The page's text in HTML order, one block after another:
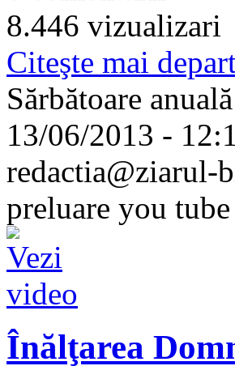
8.446 vizualizari
Citeşte mai
Sărbătoare
13/06/2013 -
redactia@ziarul-
preluare you tube
Înălţarea